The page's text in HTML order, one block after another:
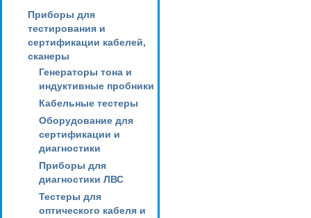
Приборы для
тестирования и
сертификации кабелей,
сканеры
Генераторы тона и
индуктивные пробники
Кабельные тестеры
Оборудование для
сертификации и
диагностики
Приборы для
диагностики ЛВС
Тестеры для
оптического кабеля и